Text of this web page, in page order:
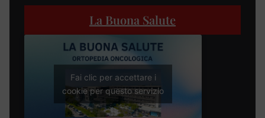
La Buona Salute
Fai clic per accettare i
cookie per questo servizio